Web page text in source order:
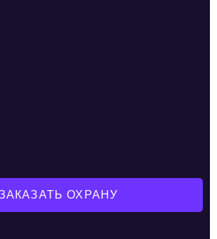
ОХРАНУ